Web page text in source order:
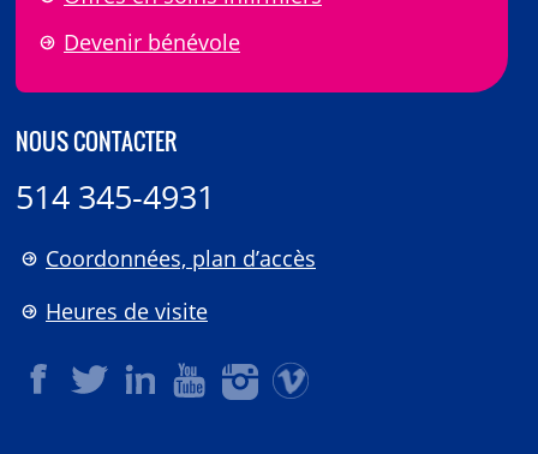
Devenir bénévole
NOUS CONTACTER
514 345-4931
Coordonnées, plan d’accès
Heures de visite